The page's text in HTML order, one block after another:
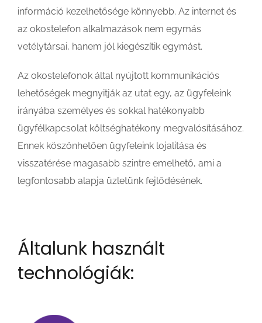
információ kezelhetősége könnyebb. Az internet és
az okostelefon alkalmazások nem egymás
vetélytársai, hanem jól kiegészítik egymást.
Az okostelefonok által nyújtott kommunikációs
lehetőségek megnyitják az utat egy, az ügyfeleink
irányába személyes és sokkal hatékonyabb
ügyfélkapcsolat költséghatékony megvalósításához.
Ennek köszönhetően ügyfeleink lojalitása és
visszatérése magasabb szintre emelhető, ami a
legfontosabb alapja üzletünk fejlődésének.
Általunk használt
technológiák: